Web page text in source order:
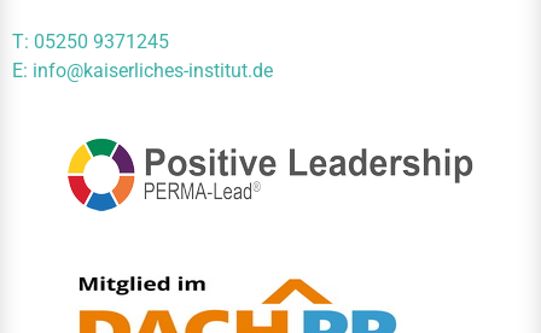
T: 05250 9371245
E: info@kaiserliches-institut.de